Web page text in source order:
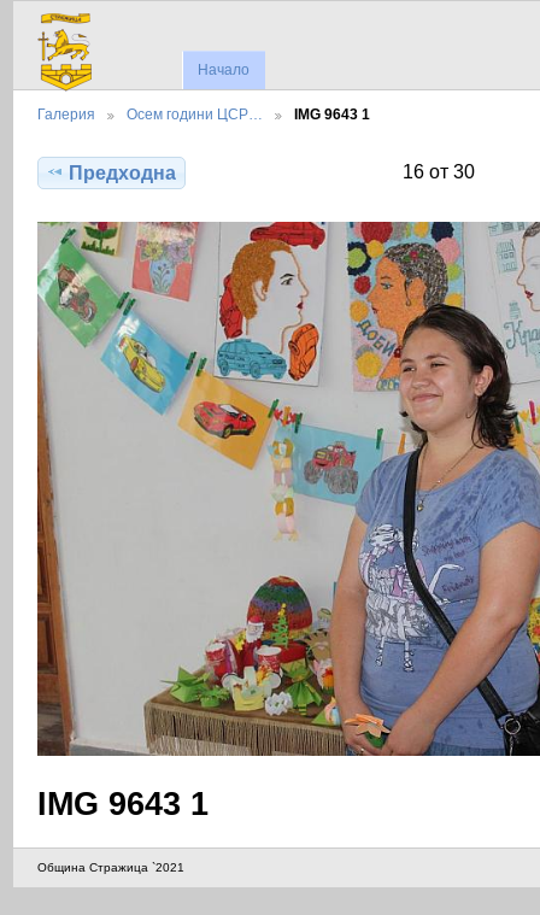
Начало
Галерия Осем години ЦСР… IMG 9643 1
Предходна 16 от 30
IMG 9643 1
Община Стражица `2021